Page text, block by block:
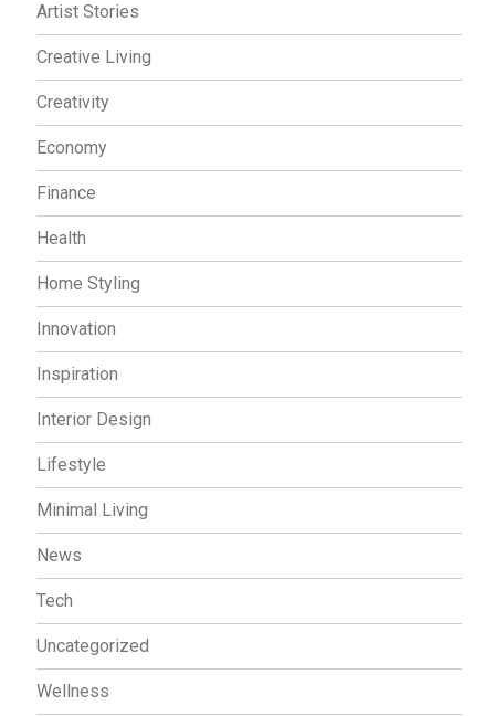
Artist Stories
Creative Living
Creativity
Economy
Finance
Health
Home Styling
Innovation
Inspiration
Interior Design
Lifestyle
Minimal Living
News
Tech
Uncategorized
Wellness